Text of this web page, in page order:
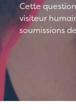
Cette
visiteur
soumissions